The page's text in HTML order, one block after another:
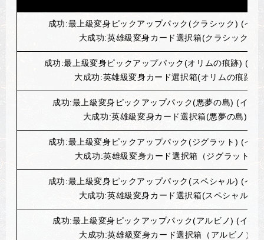
成功:最上級変身ピックアップパック(クラシック) (イ
大成功:英雄級変身カード選択箱(クラシック) 1
成功:最上級変身ピックアップパック(オリムの痕跡) (イ
大成功:英雄級変身カード選択箱(オリムの痕跡)
成功:最上級変身ピックアップパック(悪夢の島) (イベ
大成功:英雄級変身カード選択箱(悪夢の島) 1個
成功:最上級変身ピックアップパック(ジグラット) (イ
大成功:英雄級変身カード選択箱（ジグラット）
成功:最上級変身ピックアップパック(スペシャル) (イ
大成功:英雄級変身カード選択箱(スペシャル) 1
成功:最上級変身ピックアップパック(アルビノ) (イベ
大成功:英雄級変身カード選択箱（アルビノ）1